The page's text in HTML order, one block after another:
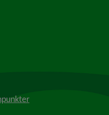
webbplats, öppnas i nytt